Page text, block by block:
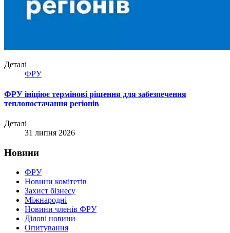
Деталі
ФРУ
ФРУ ініціює термінові рішення для забезпечення
теплопостачання регіонів
Деталі
31 липня 2026
Новини
ФРУ
Новини комітетів
Захист бізнесу
Міжнародні
Новини членів ФРУ
Ділові новини
Опитування